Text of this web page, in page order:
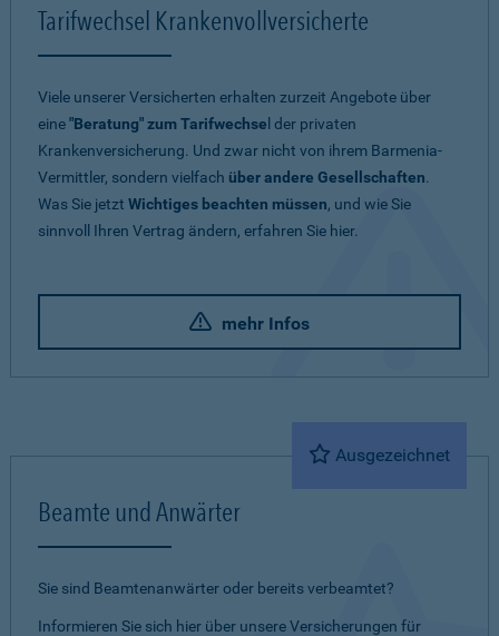
Tarifwechsel Krankenvollversicherte
Viele unserer Versicherten erhalten zurzeit Angebote über
eine"Beratung" zum Tarifwechse l der privaten
Krankenversicherung. Und zwar nicht von ihrem Barmenia-
Vermittler, sondern vielfach über andere Gesellschaften.
Was Sie jetzt Wichtiges beachten müssen, und wie Sie
sinnvoll Ihren Vertrag ändern, erfahren Sie hier.
mehr Infos
Ausgezeichnet
Beamte und Anwärter
Sie sind Beamtenanwärter oder bereits verbeamtet?
Informieren Sie sich hier über unsere Versicherungen für